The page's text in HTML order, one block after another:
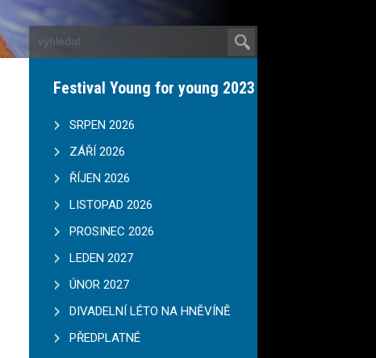
Festival Young for young 2023
SRPEN 2026
ZÁŘÍ 2026
ŘÍJEN 2026
LISTOPAD 2026
PROSINEC 2026
LEDEN 2027
ÚNOR 2027
DIVADELNÍ LÉTO NA HNĚVÍNĚ
PŘEDPLATNÉ